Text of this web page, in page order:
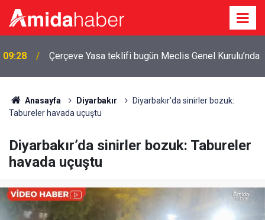
00:03 Diyarbakır’da anız yangınlarında düşüş: Risk sürüyor
Anasayfa Diyarbakır
Diyarbakır’da sinirler bozuk:
Tabureler havada uçuştu
Diyarbakır’da sinirler bozuk: Tabureler
havada uçuştu